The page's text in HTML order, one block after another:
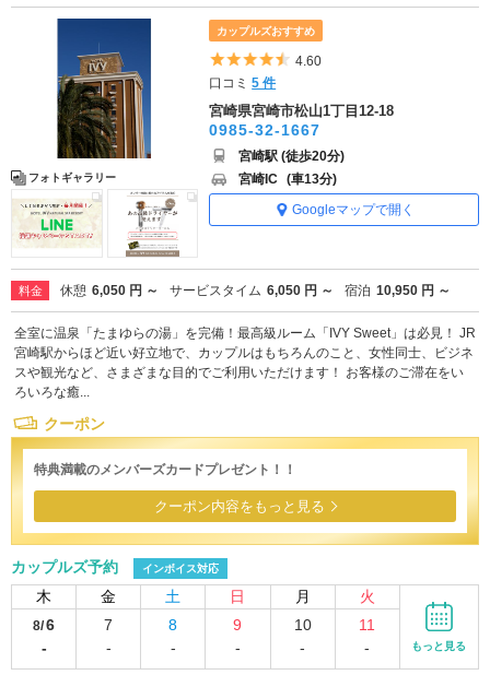
フォトギャラリー
カップルズおすすめ
5つ星のうち4.5
4.60
口コミ5 件
宮崎県宮崎市松山1丁目12-18
0985-32-1667
宮崎駅 (徒歩20分)
宮崎IC (車13分)
Googleマップで開く
料金 休憩 6,050 円 ～ サービスタイム 6,050 円 ～ 宿泊 10,950 円 ～
全室に温泉「たまゆらの湯」を完備！最高級ルーム「IVY Sweet」は必見！ JR
宮崎駅からほど近い好立地で、カップルはもちろんのこと、女性同士、ビジネ
スや観光など、さまざまな目的でご利用いただけます！ お客様のご滞在をい
ろいろな癒...
クーポン
特典満載のメンバーズカードプレゼント！！
クーポン内容をもっと見る
カップルズ予約 インボイス対応
木 金 土 日 月 火
8/6
-
7
-
8
-
9
-
10
-
11
-
もっと見る